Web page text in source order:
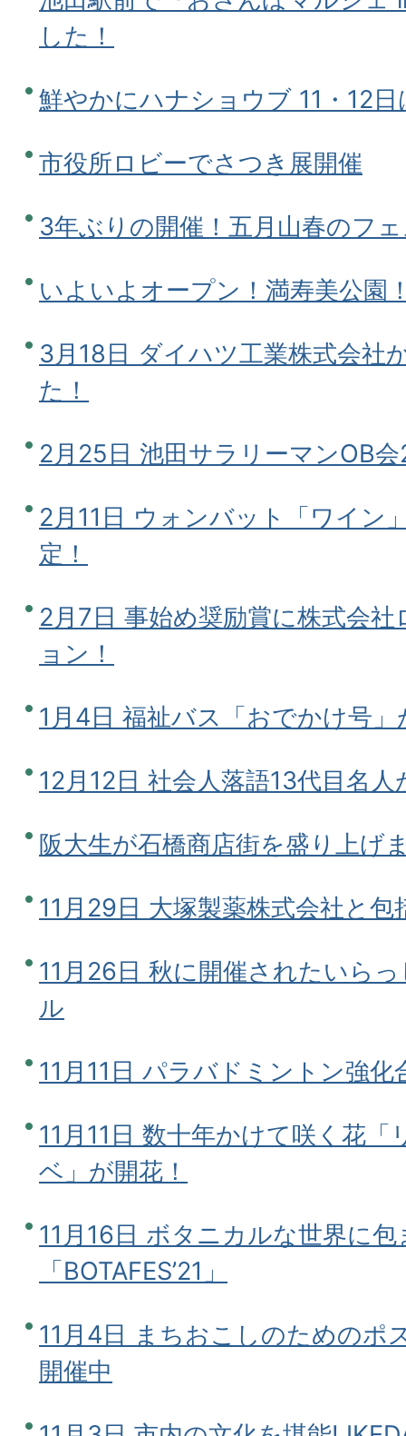
した！
鮮やかにハナショウブ 11・12
市役所ロビーでさつき展開催
3年ぶりの開催！五月山春のフ
いよいよオープン！満寿美公園
3月18日 ダイハツ工業株式会社
た！
2月25日 池田サラリーマンOB
2月11日 ウォンバット「ワイン
定！
2月7日 事始め奨励賞に株式会
ョン！
1月4日 福祉バス「おでかけ号
12月12日 社会人落語13代目名人
阪大生が石橋商店街を盛り上げ
11月29日 大塚製薬株式会社と包
11月26日 秋に開催されたいら
ル
11月11日 パラバドミントン強化
11月11日 数十年かけて咲く花
ベ」が開花！
11月16日 ボタニカルな世界に包
「BOTAFES’21」
11月4日 まちおこしのためのポ
開催中